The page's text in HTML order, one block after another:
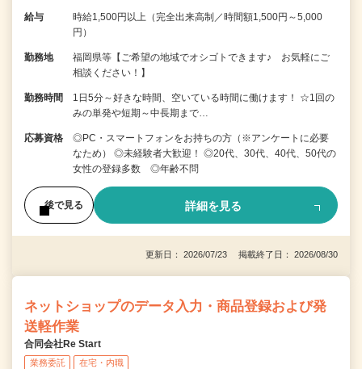
給与
時給1,500円以上（完全出来高制／時間額1,500円～5,000
円）
勤務地
福岡県等【ご希望の地域でオシゴトできます♪ お気軽にご
相談ください！】
勤務時間
1日5分～好きな時間、空いている時間に働けます！ ☆1回の
みの単発や短期～中長期まで…
応募資格
◎PC・スマートフォンをお持ちの方（※アンケートに必要
なため） ◎未経験者大歓迎！ ◎20代、30代、40代、50代の
女性の登録多数 ◎年齢不問
後で見る 詳細を見る
更新日： 2026/07/23 掲載終了日： 2026/08/30
ネットショップのデータ入力・商品登録および発
送軽作業
合同会社Re Start
業務委託 在宅・内職